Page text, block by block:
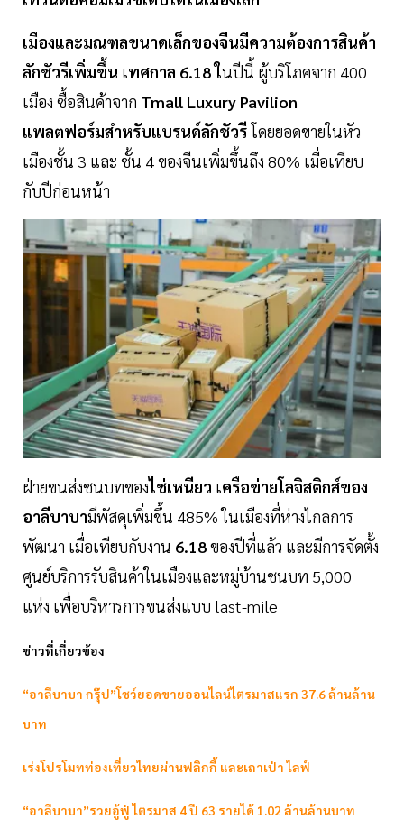
เมืองและมณฑลขนาดเล็กของจีนมีความต้องการสินค้า
ลักชัวรีเพิ่มขึ้น เทศกาล 6.18 ในปีนี้ ผู้บริโภคจาก 400
เมือง ซื้อสินค้าจาก Tmall Luxury Pavilion
แพลตฟอร์มสำหรับแบรนด์ลักชัวรีโดยยอดขายในหัว
เมืองชั้น 3 และ ชั้น 4 ของจีนเพิ่มขึ้นถึง 80% เมื่อเทียบ
กับปีก่อนหน้า
ฝ่ายขนส่งชนบทของไช่เหนียว เครือข่ายโลจิสติกส์ของ
อาลีบาบามีพัสดุเพิ่มขึ้น 485% ในเมืองที่ห่างไกลการ
พัฒนา เมื่อเทียบกับงาน 6.18ของปีที่แล้ว และมีการจัดตั้ง
ศูนย์บริการรับสินค้าในเมืองและหมู่บ้านชนบท 5,000
แห่ง เพื่อบริหารการขนส่งแบบ last-mile
ข่าวที่เกี่ยวข้อง
“อาลีบาบา กรุ๊ป”โชว์ยอดขายออนไลน์ไตรมาสแรก 37.6 ล้านล้าน
บาท
เร่งโปรโมทท่องเที่ยวไทยผ่านฟลิกกี้ และเถาเป่า ไลฟ์
“อาลีบาบา”รวยอู้ฟู่ ไตรมาส 4 ปี 63 รายได้ 1.02 ล้านล้านบาท